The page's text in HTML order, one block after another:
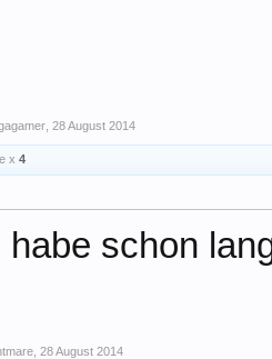
28 August 2014
x 4
habe schon
28 August 2014